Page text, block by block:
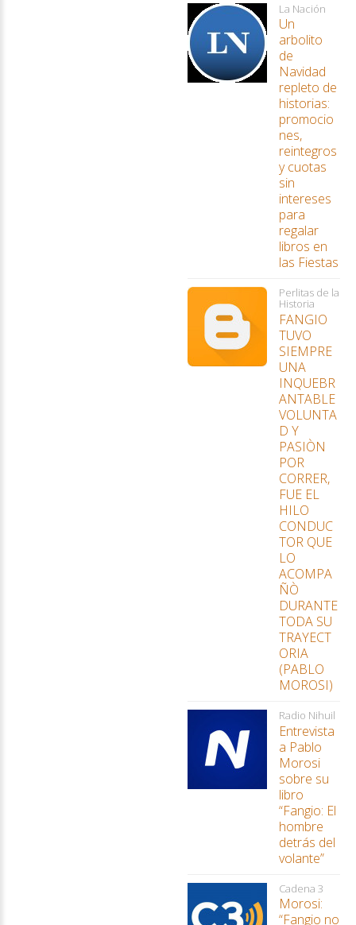
La Nación
Un
arbolito
de
Navidad
repleto de
historias:
promocio
nes,
reintegros
y cuotas
sin
intereses
para
regalar
libros en
las Fiestas
Perlitas de la
Historia
FANGIO
TUVO
SIEMPRE
UNA
INQUEBR
ANTABLE
VOLUNTA
D Y
PASIÒN
POR
CORRER,
FUE EL
HILO
CONDUC
TOR QUE
LO
ACOMPA
ÑÒ
DURANTE
TODA SU
TRAYECT
ORIA
(PABLO
MOROSI)
Radio Nihuil
Entrevista
a Pablo
Morosi
sobre su
libro
“Fangio: El
hombre
detrás del
volante”
Cadena 3
Morosi:
“Fangio no